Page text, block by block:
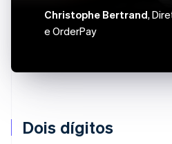
Dois dígitos
Christophe Bertrand,
e OrderPay